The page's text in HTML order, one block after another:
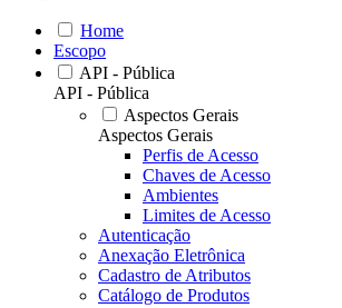
Home
Escopo
API - Pública
API - Pública
Aspectos Gerais
Aspectos Gerais
Perfis de Acesso
Chaves de Acesso
Ambientes
Limites de Acesso
Autenticação
Anexação Eletrônica
Cadastro de Atributos
Catálogo de Produtos